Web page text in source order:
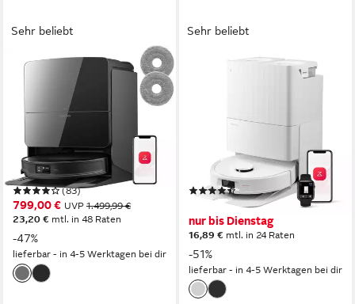
Sehr beliebt
ROBOROCK
Saugroboter Saros 10R
(Upgrade von S8 MaxV
Ultra)22000 Pa mit
Wischfunktion
2,5 l Größe Staubbehälter
3D TOF Solid State LIDAR
(83)
799,00 € UVP 1.499,99 €
23,20 € mtl. in 48 Raten
-47%
lieferbar - in 4-5 Werktagen bei dir
Sehr beliebt
ROBOROCK
Plus)Saugkraft Saugroboter
Größe Staubbehälter
PreciSense LiDAR-Navigation Navigation
(83)
339,99 € UVP689,99 €
nur bis Dienstag
16,89 € mtl. in 24 Raten
-51%
lieferbar - in 4-5 Werktagen bei dir